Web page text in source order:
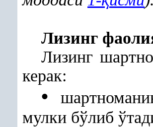
Лизинг
Лизинг
керак:
•
мулки бўлиб